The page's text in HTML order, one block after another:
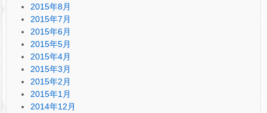
2015年8月
2015年7月
2015年6月
2015年5月
2015年4月
2015年3月
2015年2月
2015年1月
2014年12月